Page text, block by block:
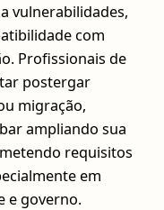
vulnerabilidades,
com
Profissionais de
postergar
migração,
ampliando sua
requisitos
em
e governo.